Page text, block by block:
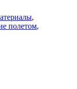
,
полетом,